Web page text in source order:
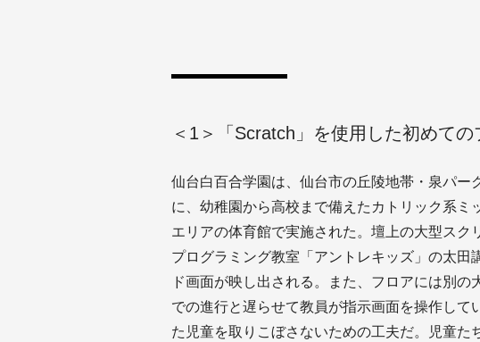
＜1＞「Scratch」を使用した初めて
仙台白百合学園は、仙台市の丘陵地帯・泉パー
に、幼稚園から高校まで備えたカトリック系ミ
エリアの体育館で実施された。壇上の大型ス
プログラミング教室「アントレキッズ」の太田
ド画面が映し出される。また、フロアには別
での進行と遅らせて教員が指示画面を操作して
た児童を取りこぼさないための工夫だ。児童た